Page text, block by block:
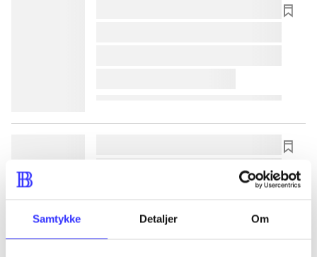
Samtykke Detaljer Om
lorem ipsum dolor sit amet ...
lorem ipsum dolor sit amet ...
lorem ipsum dolor sit amet ...
lorem ipsum dolor sit amet ...
lorem ipsum dolor sit amet ...